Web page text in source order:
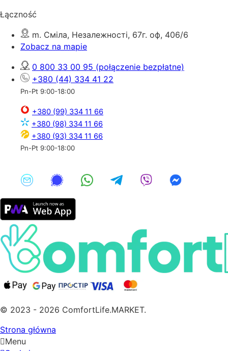
Łączność
m. Сміла, Незалежності, 67г. оф, 406/6
Zobacz na mapie
0 800 33 00 95 (połączenie bezpłatne)
+380 (44) 334 41 22
Pn-Pt 9:00-18:00
+380 (99) 334 11 66
+380 (98) 334 11 66
+380 (93) 334 11 66
Pn-Pt 9:00-18:00
© 2023 - 2026 ComfortLife.MARKET.
Strona główna
Menu